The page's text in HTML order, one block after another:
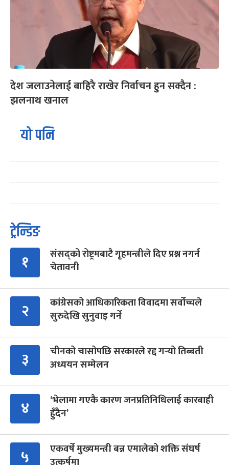
देश जलाउनेलाई बाहिरै राखेर निर्वाचन हुन सक्दैन :
झलनाथ खनाल
यो पनि
ट्रेन्डिङ
१
संसद्को रोष्ट्रमबाटै गृहमन्त्रीले दिए प्रश्न नगर्न
चेतावनी
२
कांग्रेसको आधिकारिकता विवादमा सर्वोच्चले
सुरुदेखि सुनुवाइ गर्ने
३
चीनको चासोपछि सरकारले रद्द गर्‍यो तिब्बती
अध्ययन सम्मेलन
४
‘भेलामा गएकै कारण जनप्रतिनिधिलाई कारबाही
हुँदैन’
५
एकवर्षे मुख्यमन्त्री बन्न एमालेको शक्ति संघर्ष